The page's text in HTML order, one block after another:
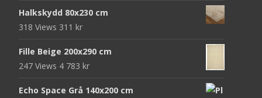
Halkskydd 80x230 cm
318 Views 311 kr
Fille Beige 200x290 cm
247 Views 4 783 kr
Echo Space Grå 140x200 cm